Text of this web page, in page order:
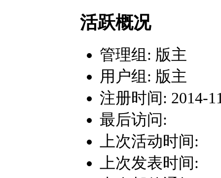
活跃概况
管理组: 版主
用户组: 版主
注册时间: 2014-
最后访问:
上次活动时间:
上次发表时间: